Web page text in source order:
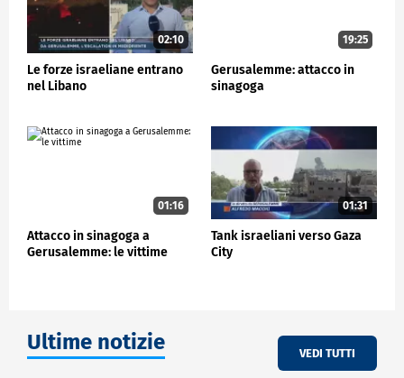
ESTERI
02:10
Le forze israeliane entrano
nel Libano
19:25
Gerusalemme: attacco in
sinagoga
01:16
Attacco in sinagoga a
Gerusalemme: le vittime
01:31
Tank israeliani verso Gaza
City
Ultime notizie VEDI TUTTI